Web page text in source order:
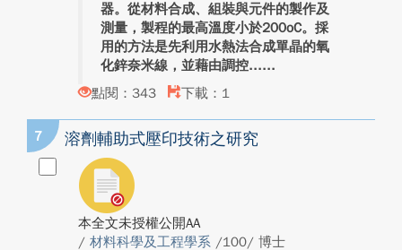
器。從材料合成、組裝與元件的製作及
測量，製程的最高溫度小於200oC。採
用的方法是先利用水熱法合成單晶的氧
化鋅奈米線，並藉由調控...
點閱：343
下載：1
7 溶劑輔助式壓印技術之研究
本全文未授權公開AA
/ 材料科學及工程學系 /100/ 博士